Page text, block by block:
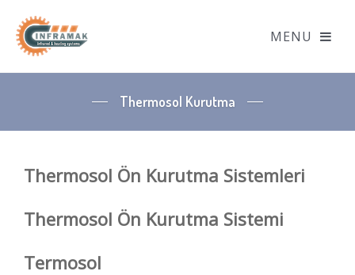
Thermosol Kurutma
Thermosol Ön Kurutma Sistemleri
Thermosol Ön Kurutma Sistemi
Termosol